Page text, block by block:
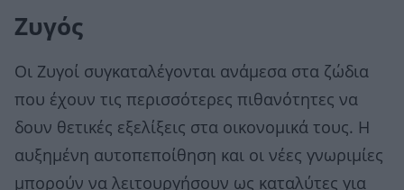
Ζυγός
Οι Ζυγοί συγκαταλέγονται ανάμεσα στα ζώδια
που έχουν τις περισσότερες πιθανότητες να
δουν θετικές εξελίξεις στα οικονομικά τους. Η
αυξημένη αυτοπεποίθηση και οι νέες γνωριμίες
μπορούν να λειτουργήσουν ως καταλύτες για